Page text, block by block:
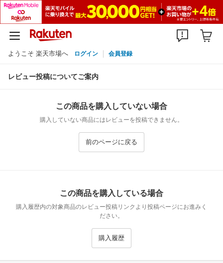
ようこそ 楽天市場へ ログイン 会員登録
レビュー投稿についてご案内
この商品を購入していない場合
購入していない商品にはレビューを投稿できません。
前のページに戻る
この商品を購入している場合
購入履歴内の対象商品のレビュー投稿リンクより投稿ページにお進みく
ださい。
購入履歴